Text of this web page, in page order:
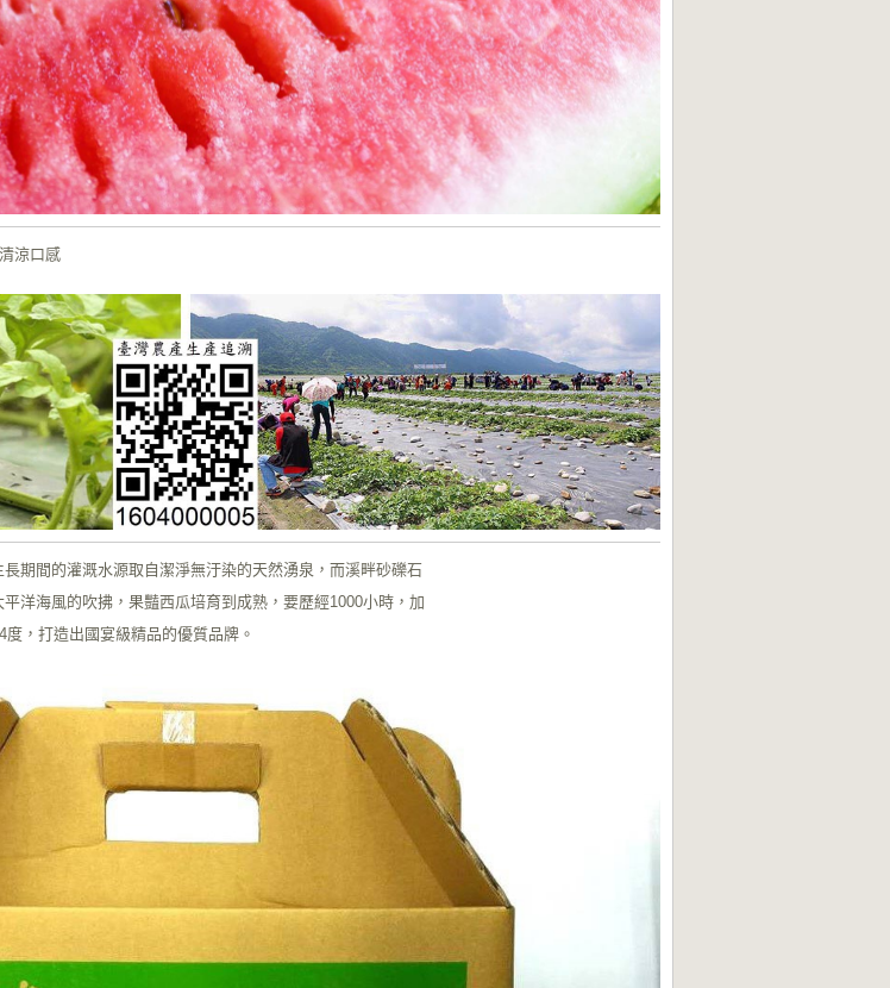
涼口感
期間的灌溉水源取自潔淨無汙染的天然湧泉，而溪畔砂礫石
洋海風的吹拂，果豔西瓜培育到成熟，要歷經1000小時，加
，打造出國宴級精品的優質品牌。